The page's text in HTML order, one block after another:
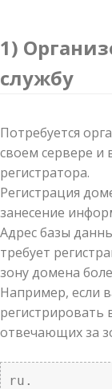
1)
службу
Потребуется
своем сервере и
регистратора.
Регистрация
занесение
Адрес базы
требует
зону домена
Например, если
регистрировать
отвечающих за
ru.			172800	IN	NS